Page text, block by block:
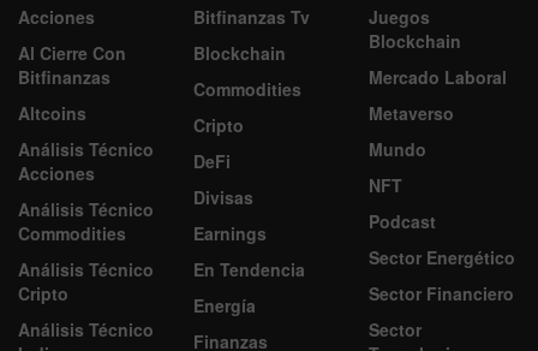
Acciones
Al Cierre Con
Bitfinanzas
Altcoins
Análisis Técnico
Acciones
Análisis Técnico
Commodities
Análisis Técnico
Cripto
Análisis Técnico
Bitfinanzas Tv
Blockchain
Commodities
Cripto
DeFi
Divisas
Earnings
En Tendencia
Energía
Finanzas
Juegos
Blockchain
Mercado Laboral
Metaverso
Mundo
NFT
Podcast
Sector Energético
Sector Financiero
Sector